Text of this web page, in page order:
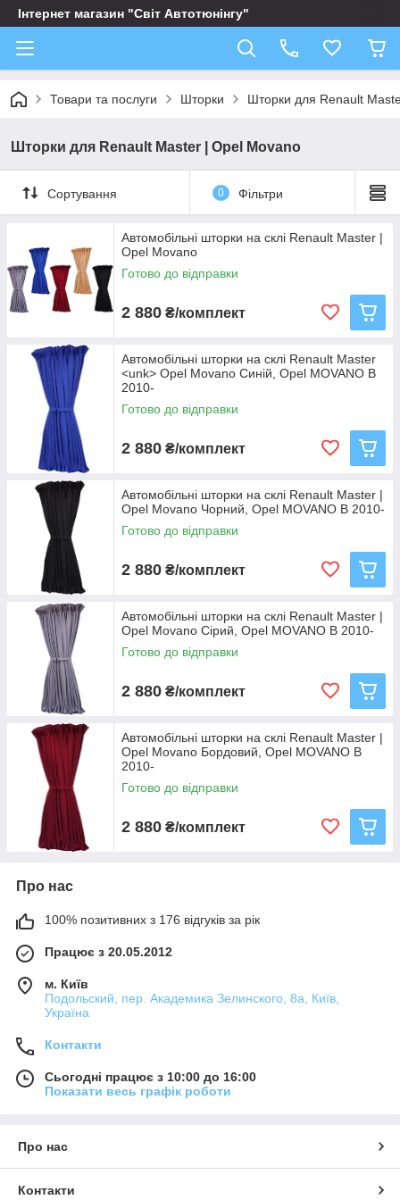
Інтернет магазин "Світ Автотюнінгу"
Товари та послуги Шторки Шторки для Renault
Шторки для Renault Master | Opel Movano
Сортування 0 Фільтри
Автомобільні шторки на склі Renault Master |
Opel Movano
Готово до відправки
2 880 ₴/комплект
Автомобільні шторки на склі Renault Master
<unk> Opel Movano Синій, Opel MOVANO B
2010-
Готово до відправки
2 880 ₴/комплект
Автомобільні шторки на склі Renault Master |
Opel Movano Чорний, Opel MOVANO B 2010-
Готово до відправки
2 880 ₴/комплект
Автомобільні шторки на склі Renault Master |
Opel Movano Сірий, Opel MOVANO B 2010-
Готово до відправки
2 880 ₴/комплект
Автомобільні шторки на склі Renault Master |
Opel Movano Бордовий, Opel MOVANO B
2010-
Готово до відправки
2 880 ₴/комплект
Про нас
100% позитивних з 176 відгуків за рік
Працює з 20.05.2012
м. Київ
Подольский, пер. Академика Зелинского, 8а, Київ,
Україна
Контакти
Сьогодні працює з 10:00 до 16:00
Показати весь графік роботи
Про нас
Контакти